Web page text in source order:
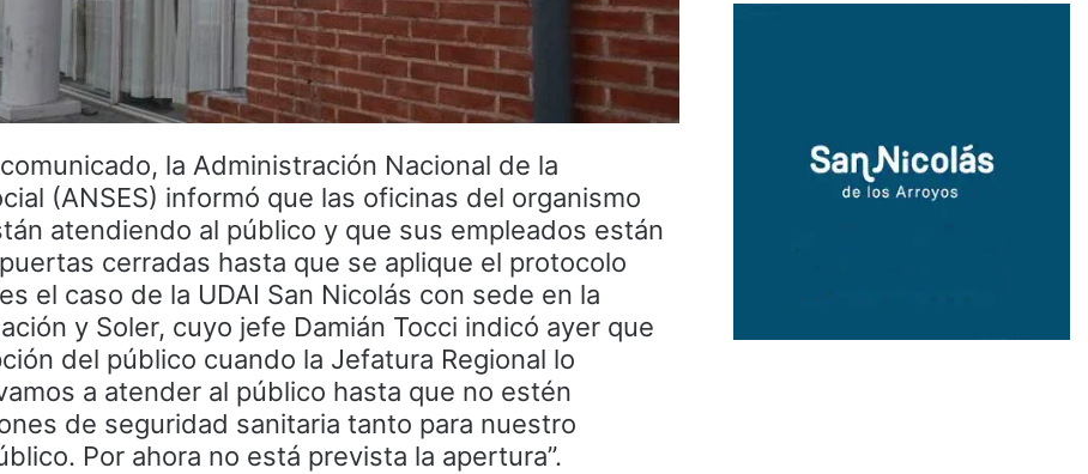
la Administración Nacional de la
(ANSES) informó que las oficinas del organismo
atendiendo al público y que sus empleados están
cerradas hasta que se aplique el protocolo
el caso de la UDAI San Nicolás con sede en la
y Soler, cuyo jefe Damián Tocci indicó ayer que
del público cuando la Jefatura Regional lo
a atender al público hasta que no estén
de seguridad sanitaria tanto para nuestro
Por ahora no está prevista la apertura”.